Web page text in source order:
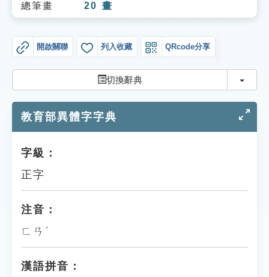
單字索引
貓頭鷹博士
總筆畫 20 畫
開啟關聯 列入收藏 QRcode分享
切換辭典 切換
教育部異體字字典
字級：
正字
注音：
ㄈㄢˊ
漢語拼音：